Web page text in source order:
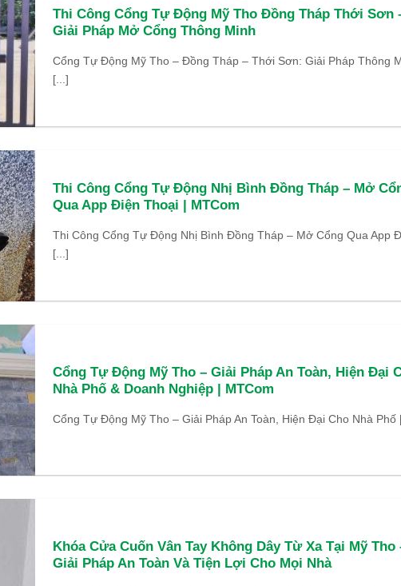
Thi Công Cổng Tự Động Mỹ Tho Đồng Tháp Thới Sơn
Giải Pháp Mở Cổng Thông Minh
Cổng Tự Động Mỹ Tho – Đồng Tháp – Thới Sơn: Giải Pháp Thông
[...]
Thi Công Cổng Tự Động Nhị Bình Đồng Tháp – Mở
Qua App Điện Thoại | MTCom
Thi Công Cổng Tự Động Nhị Bình Đồng Tháp – Mở Cổng Qua App
[...]
Cổng Tự Động Mỹ Tho – Giải Pháp An Toàn, Hiện Đại
Nhà Phố & Doanh Nghiệp | MTCom
Cổng Tự Động Mỹ Tho – Giải Pháp An Toàn, Hiện Đại Cho Nhà Phố
Khóa Cửa Cuốn Vân Tay Không Dây Từ Xa Tại Mỹ Tho
Giải Pháp An Toàn Và Tiện Lợi Cho Mọi Nhà